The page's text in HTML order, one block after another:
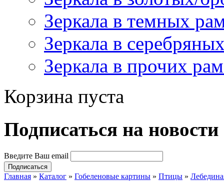
Зеркала в темных
Зеркала в
Зеркала в прочих
Корзина пуста
Подпиcаться на новости
Введите Ваш email
Главная » Каталог » Гобеленовые картины » Птицы »